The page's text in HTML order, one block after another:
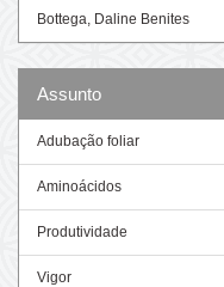
Bottega, Daline Benites
Assunto
Adubação foliar
Aminoácidos
Produtividade
Vigor